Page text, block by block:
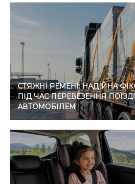
СТЯЖНІ РЕМЕНІ: НАДІЙНА
ПІД ЧАС ПЕРЕВЕЗЕННЯ
АВТОМОБІЛЕМ